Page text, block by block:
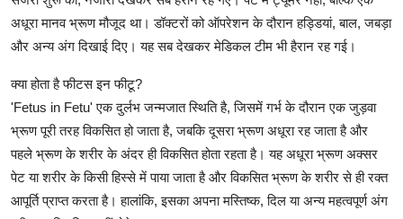
अधूरा मानव भ्रूण मौजूद था। डॉक्टरों को ऑपरेशन के दौरान हड्डियां, बाल, जबड़ा
और अन्य अंग दिखाई दिए। यह सब देखकर मेडिकल टीम भी हैरान रह गई।
क्या होता है फीटस इन फीटू?
'Fetus in Fetu' एक दुर्लभ जन्मजात स्थिति है, जिसमें गर्भ के दौरान एक जुड़वा
भ्रूण पूरी तरह विकसित हो जाता है, जबकि दूसरा भ्रूण अधूरा रह जाता है और
पहले भ्रूण के शरीर के अंदर ही विकसित होता रहता है। यह अधूरा भ्रूण अक्सर
पेट या शरीर के किसी हिस्से में पाया जाता है और विकसित भ्रूण के शरीर से ही रक्त
आपूर्ति प्राप्त करता है। हालांकि, इसका अपना मस्तिष्क, दिल या अन्य महत्वपूर्ण अंग